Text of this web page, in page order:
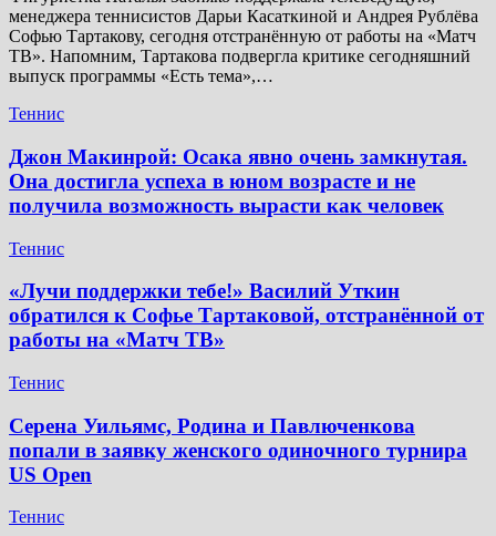
менеджера теннисистов Дарьи Касаткиной и Андрея Рублёва
Софью Тартакову, сегодня отстранённую от работы на «Матч
ТВ». Напомним, Тартакова подвергла критике сегодняшний
выпуск программы «Есть тема»,…
Теннис
Джон Макинрой: Осака явно очень замкнутая.
Она достигла успеха в юном возрасте и не
получила возможность вырасти как человек
Теннис
«Лучи поддержки тебе!» Василий Уткин
обратился к Софье Тартаковой, отстранённой от
работы на «Матч ТВ»
Теннис
Серена Уильямс, Родина и Павлюченкова
попали в заявку женского одиночного турнира
US Open
Теннис